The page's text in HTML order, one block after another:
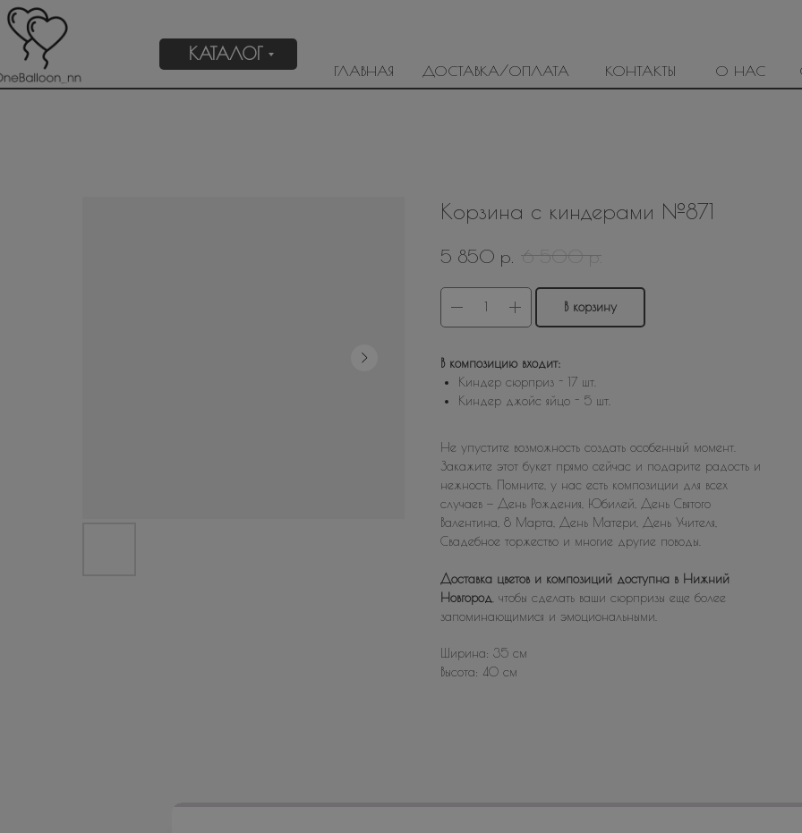
ДОСТАВКА/ОПЛАТА
ГЛАВНАЯ КОНТАКТЫ О НАС
КАТАЛОГ
Корзина с киндерами №871
5 850 р. 6 500 р.
В корзину
В композицию входит:
Киндер сюрприз - 17 шт.
Киндер джойс яйцо - 5 шт.
Не упустите возможность создать особенный момент.
Закажите этот букет прямо сейчас и подарите радость и
нежность. Помните, у нас есть композиции для всех
случаев — День Рождения, Юбилей, День Святого
Валентина, 8 Марта, День Матери, День Учителя,
Свадебное торжество и многие другие поводы.
Доставка цветов и композиций доступна в Нижний
Новгород , чтобы сделать ваши сюрпризы еще более
запоминающимися и эмоциональными.
Ширина: 35 см
Высота: 40 см